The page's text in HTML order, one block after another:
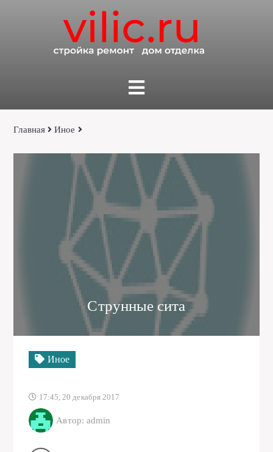
Главная Иное
Струнные сита
Иное
17:45, 20 декабря 2017
Автор: admin